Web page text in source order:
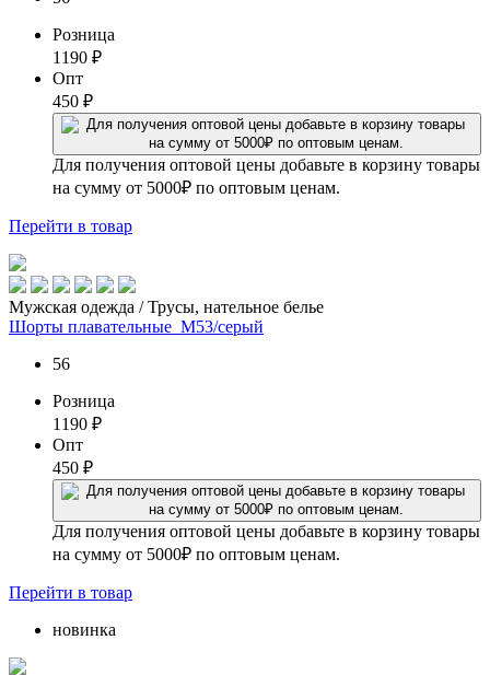
Розница
1190 ₽
Опт
450 ₽
Для получения оптовой цены добавьте в корзину товары
на сумму от 5000₽ по оптовым ценам.
Перейти в товар
Мужская одежда / Трусы, нательное белье
Шорты плавательные_М53/серый
56
Розница
1190 ₽
Опт
450 ₽
Для получения оптовой цены добавьте в корзину товары
на сумму от 5000₽ по оптовым ценам.
Перейти в товар
новинка